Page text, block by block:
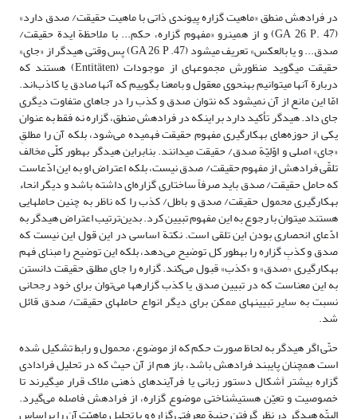
در فرادهش منطق «ماهیت گزاره پیوندى ذاتى با ماهیت حقیقت/ صدق دارد»
(GA 26, P. 47) و از همین‏رو «مفهوم گزاره، حکم... با ملاحظة ایدة حقیقت/
صدق... و یا بالعکس» تعریف مى‏شود (GA 26, P .47) پس وقتى هیدگر از «جاى»
حقیقت مى‏گوید منظورش مجموعه‏اى از موجودات (Entitäten) هستند که
دربارة آنها مى‏توانیم به‏نحوى معقول و بامعنا بگوییم که آنها صادق یا کاذب‌اند.
امّا این مانع از آن نمى‏شود که نتوان صدق و کذب را در جاهاى متفاوت دیگرى
جاى داد. هیدگر تأکید دارد بر اینکه در فرادهش منطق، گزاره نه فقط به عنوان
یکى از حوزه‌های به‏کارگیرى مفهوم حقیقت فهمیده می‌شود، بلکه آن را مطلقِ
«جاى» اصلى و اوّلیّة صدق/ حقیقت مى‏دانند. بنابراین هیدگر به‏طور کلّى مخالف
تلقّی فرادهش از مفهوم حقیقت/ صدق نیست، بلکه اعتراض او به این ادّعاست
که حامل حقیقت/ صدق باید صرفاً ساختاری گزاره‌ای داشته باشد و دیگر انحاء
به‏کارگیرى محمول‏ حقیقت/ صدق و باطل/ کذب را که ناظر به چنین حامل‏هایى
هستند مى‏توان با رجوع به این مفهوم تبیین کرد. بدین‌ترتیب اعتراض هیدگر به
ادّعاى انحصارى بودن این تلقی است. نکتة اساسى در این قول این نیست که
صدق و کذبِ گزاره را به‏طور کل توضیح می‌دهد، بلکه این توضیح را مبناى فهم
به‏کارگیرى «صدق» و «کذب» قبول می‌کند. گزاره را جاى مطلق حقیقت دانستن
به این معناست که در تبیین صدق یا کذب گزاره‏ها می‌توان براى خود رجحانى
نسبت به سایر تبیین‏هاى ممکن براى دیگر انواع حامل‏هاى حقیقت/ صدق قائل
‏شد.
حتّی اگر هیدگر به لحاظ صورت حکم که از موضوع، محمول و رابط تشکیل شده
است همچنان پایبند فرادهش باشد، باز هم از آن حیث که در تحلیل فرادادی
گزاره بیشتر اَشکال دستور زبانى یا فرآیندهاى ذهنى ملاک قرار مى‏گیرند تا
خصوصیت و تعیّن هستى‏شناختى موضوع گزاره، از فرادهش فاصله می‌گیرد.